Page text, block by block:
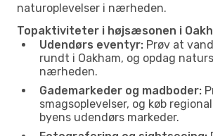
naturoplevelser i nærheden.
Topaktiviteter i højsæsonen i
Udendørs eventyr: Prøv at
rundt i Oakham, og opdag
nærheden.
Gademarkeder og madboder:
smagsoplevelser, og køb
byens udendørs markeder.